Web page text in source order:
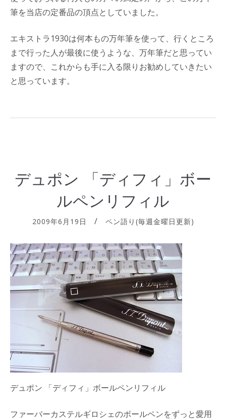
筆を当店の定番品の頂点としていました。
エキストラ1930は何本もの万年筆を使って、行くところ
まで行った人が最後に使うような、万年筆だと思ってい
ますので、これからも手に入る限りお勧めしていきたい
と思っています。
デュポン 「ディフィ」ボー
ルペンリフィル
2009年6月19日 ペン語り(毎週金曜日更新)
デュポン 「ディフィ」ボールペンリフィル
ファーバーカステルギロシェのボールペンをずっと愛用